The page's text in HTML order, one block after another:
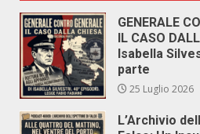
GENERALE
IL CASO
Isabella
parte
25 Luglio 2026
L’Archivio